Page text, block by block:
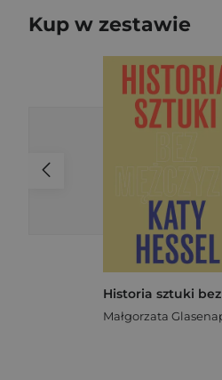
Kup w zestawie
Małgorzata